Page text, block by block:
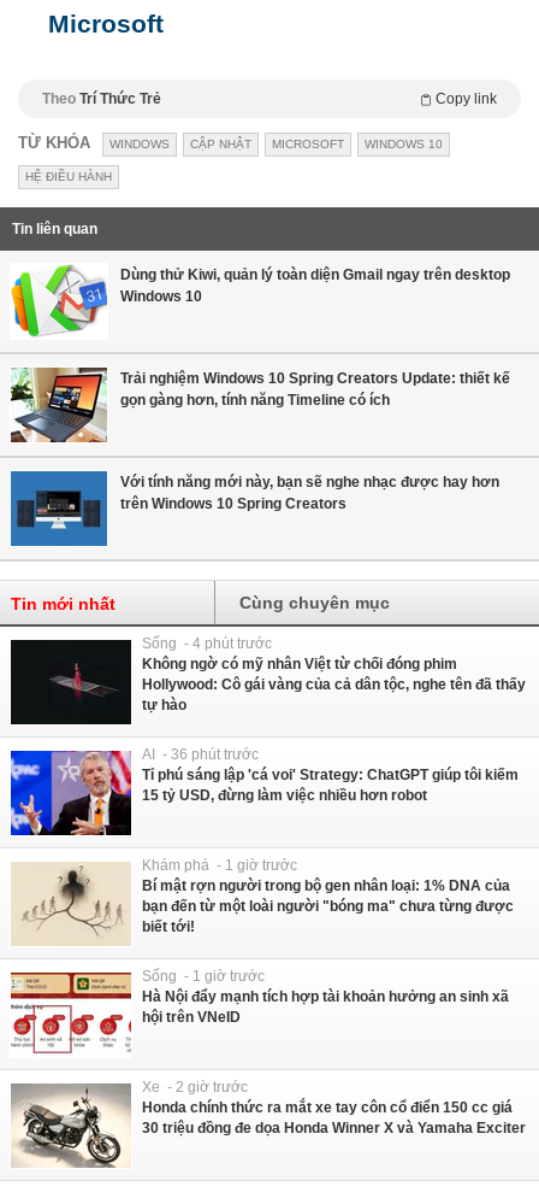
Microsoft
Theo Trí Thức Trẻ Copy link
TỪ KHÓA WINDOWS CẬP NHẬT MICROSOFT WINDOWS 10
HỆ ĐIỀU HÀNH
Tin liên quan
Dùng thử Kiwi, quản lý toàn diện Gmail ngay trên desktop
Windows 10
Trải nghiệm Windows 10 Spring Creators Update: thiết kế
gọn gàng hơn, tính năng Timeline có ích
Với tính năng mới này, bạn sẽ nghe nhạc được hay hơn
trên Windows 10 Spring Creators
Tin mới nhất Cùng chuyên mục
Sống - 4 phút trước
Không ngờ có mỹ nhân Việt từ chối đóng phim
Hollywood: Cô gái vàng của cả dân tộc, nghe tên đã thấy
tự hào
AI - 36 phút trước
Tỉ phú sáng lập 'cá voi' Strategy: ChatGPT giúp tôi kiếm
15 tỷ USD, đừng làm việc nhiều hơn robot
Khám phá - 1 giờ trước
Bí mật rợn người trong bộ gen nhân loại: 1% DNA của
bạn đến từ một loài người "bóng ma" chưa từng được
biết tới!
Sống - 1 giờ trước
Hà Nội đẩy mạnh tích hợp tài khoản hưởng an sinh xã
hội trên VNeID
Xe - 2 giờ trước
Honda chính thức ra mắt xe tay côn cổ điển 150 cc giá
30 triệu đồng đe dọa Honda Winner X và Yamaha Exciter